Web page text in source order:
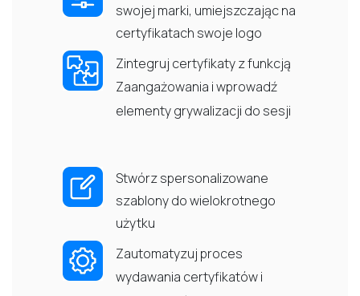
swojej marki, umiejszczając na
certyfikatach swoje logo
Zintegruj certyfikaty z funkcją
Zaangażowania i wprowadź
elementy grywalizacji do sesji
Stwórz spersonalizowane
szablony do wielokrotnego
użytku
Zautomatyzuj proces
wydawania certyfikatów i